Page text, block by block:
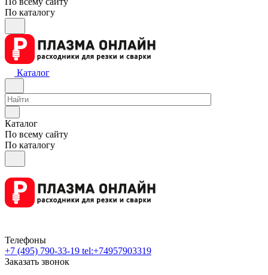
По каталогу
Каталог
Каталог
По всему сайту
По каталогу
Телефоны
+7 (495) 790-33-19 tel:+74957903319
Заказать звонок